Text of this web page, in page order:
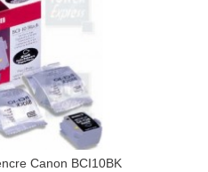
Canon BCI10BK